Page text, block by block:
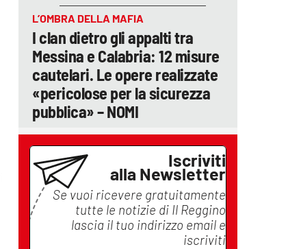
L’OMBRA DELLA MAFIA
I clan dietro gli appalti tra
Messina e Calabria: 12 misure
cautelari. Le opere realizzate
«pericolose per la sicurezza
pubblica» – NOMI
Iscriviti
alla Newsletter
Se vuoi ricevere gratuitamente
tutte le notizie di Il Reggino
lascia il tuo indirizzo email e
iscriviti